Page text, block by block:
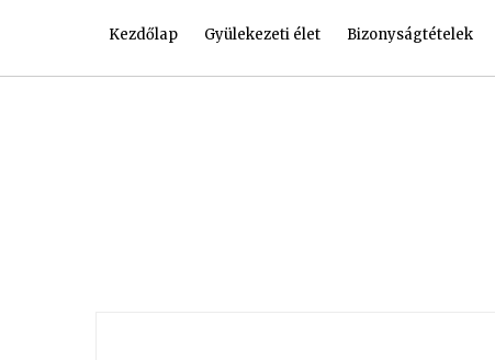
Kezdőlap Gyülekezeti élet Bizonyságtételek